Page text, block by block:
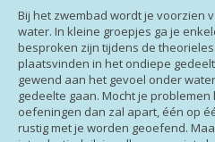
Bij het zwembad wordt je voorzien
water. In kleine groepjes ga je
besproken zijn tijdens de
plaatsvinden in het ondiepe
gewend aan het gevoel onder
gedeelte gaan. Mocht je
oefeningen dan zal apart, één op
rustig met je worden geoefend.